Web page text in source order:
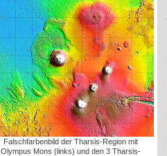
Falschfarbenbild der Tharsis-Region mit
Olympus Mons (links) und den 3 Tharsis-